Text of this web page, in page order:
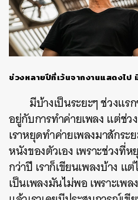
ช่วงหลายปีที่เว้นจากงานแสดงไ
มีบ้างเป็นระยะๆ ช่วงแร
อยู่กับการทำค่ายเพลง แต่ช่ว
เราหยุดทำค่ายเพลงมาสักระ
หนังของตัวเอง เพราะช่วงที่
กว่าปี เราก็เขียนเพลงบ้าง แ
เป็นเพลงมันไม่พอ เพราะเพ